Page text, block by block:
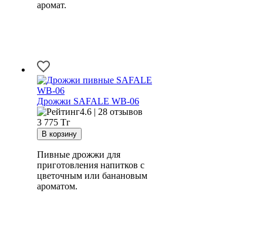
аромат.
Дрожжи SAFALE WB-06
4.6 | 28 отзывов
3 775 Тг
Пивные дрожжи для
приготовления напитков с
цветочным или банановым
ароматом.